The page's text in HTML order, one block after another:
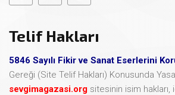
Telif Hakları
5846 Sayılı Fikir ve Sanat Eserlerini
Gereği (Site Telif Hakları) Konusunda
sevgimagazasi.org sitesinin isim hakları,